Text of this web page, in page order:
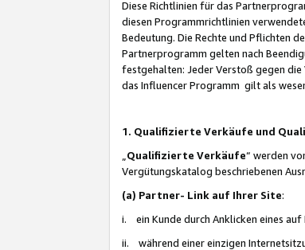
Diese Richtlinien für das
diesen Programmrichtlinien
Bedeutung. Die Rechte und Pflichten
Partnerprogramm gelten nach
festgehalten: Jeder Verstoß gegen
das Influencer Programm gilt als
1. Qualifizierte Verkäufe und
Qualifizierte Verkäufe“ werden
Vergütungskatalog beschriebenen
(a) Partner- Link auf Ihrer Site:
i. ein Kunde durch Anklicken eines
ii. während einer einzigen